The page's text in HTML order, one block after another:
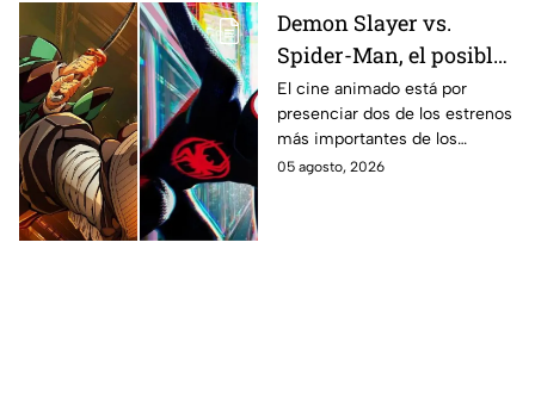
Demon Slayer vs.
Spider-Man, el posible
gran enfrentamiento
en taquilla del 2027
El cine animado está por
presenciar dos de los estrenos
más importantes de los
últimos años.
05 agosto, 2026